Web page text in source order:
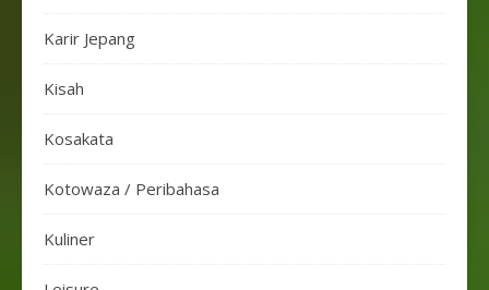
Karir Jepang
Kisah
Kosakata
Kotowaza / Peribahasa
Kuliner